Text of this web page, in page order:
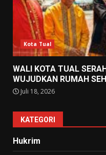
Kota Tual
WALI KOTA TUAL
WUJUDKAN RUMAH
Juli 18, 2026
KATEGORI
Hukrim